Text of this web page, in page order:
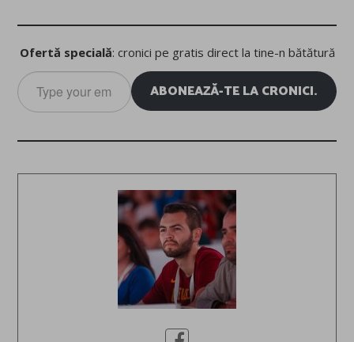
Ofertă specială: cronici pe gratis direct la tine-n bătătură
Type
your
email…
ABONEAZĂ-TE LA CRONICI.